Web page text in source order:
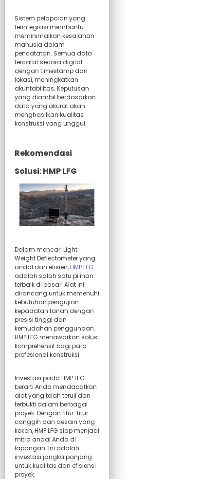
Sistem pelaporan yang
terintegrasi membantu
meminimalkan kesalahan
manusia dalam
pencatatan. Semua data
tercatat secara digital
dengan timestamp dan
lokasi, meningkatkan
akuntabilitas. Keputusan
yang diambil berdasarkan
data yang akurat akan
menghasilkan kualitas
konstruksi yang unggul.
Rekomendasi
Solusi: HMP LFG
Dalam mencari Light
Weight Deflectometer yang
andal dan efisien,HMP LFG
adalah salah satu pilihan
terbaik di pasar. Alat ini
dirancang untuk memenuhi
kebutuhan pengujian
kepadatan tanah dengan
presisi tinggi dan
kemudahan penggunaan.
HMP LFG menawarkan solusi
komprehensif bagi para
profesional konstruksi.
Investasi pada HMP LFG
berarti Anda mendapatkan
alat yang telah teruji dan
terbukti dalam berbagai
proyek. Dengan fitur-fitur
canggih dan desain yang
kokoh, HMP LFG siap menjadi
mitra andal Anda di
lapangan. Ini adalah
investasi jangka panjang
untuk kualitas dan efisiensi
proyek.